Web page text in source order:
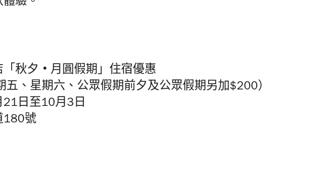
驗。
秋夕 ・ 月圓假期」住宿優惠
五、星期六、公眾假期前夕及公眾假期另加$200）
21日至10月3日
180號